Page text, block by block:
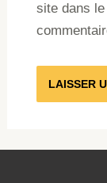
site dans